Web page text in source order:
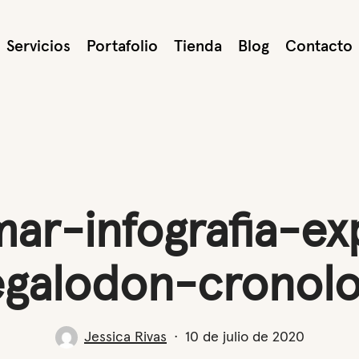
Servicios Portafolio Tienda Blog Contacto
infografia-
Jessica Rivas 10 de julio de 2020